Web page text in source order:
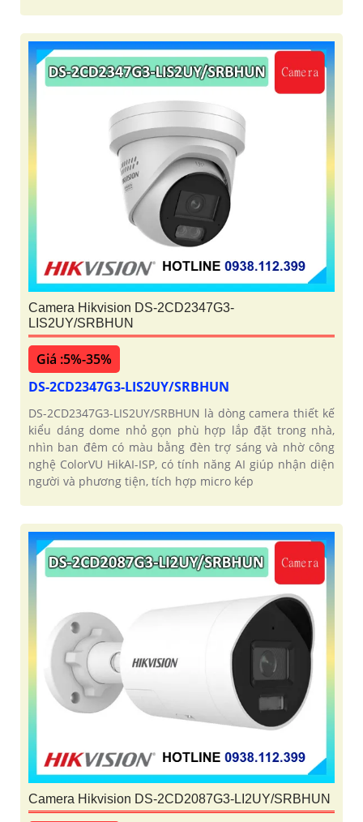
Camera Hikvision DS-2CD2347G3-
LIS2UY/SRBHUN
Giá :5%-35%
DS-2CD2347G3-LIS2UY/SRBHUN
DS-2CD2347G3-LIS2UY/SRBHUN là dòng camera thiết kế
kiểu dáng dome nhỏ gọn phù hợp lắp đặt trong nhà,
nhìn ban đêm có màu bằng đèn trợ sáng và nhờ công
nghệ ColorVU HikAI-ISP, có tính năng AI giúp nhận diện
người và phương tiện, tích hợp micro kép
Camera Hikvision DS-2CD2087G3-LI2UY/SRBHUN